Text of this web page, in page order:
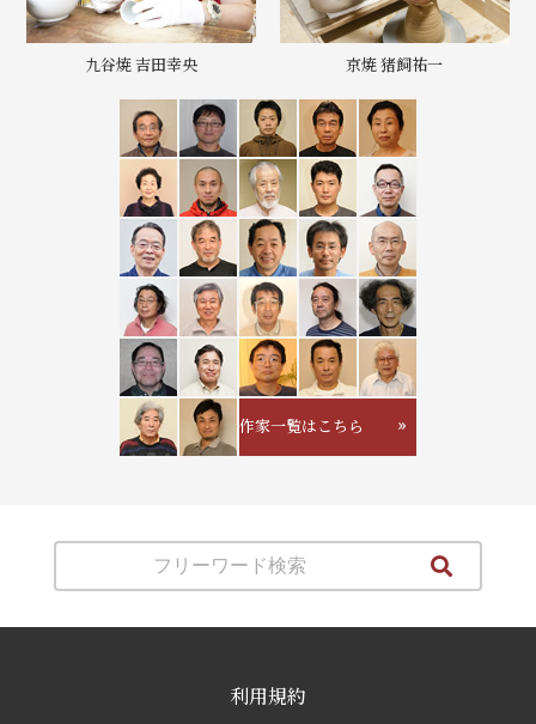
九谷焼 吉田幸央 京焼 猪飼祐一
作家一覧はこちら
利用規約